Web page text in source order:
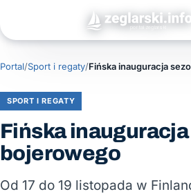
Portal/Sport i regaty/
SPORT I REGATY
Fińska
bojerowego
Od 17 do 19 listopada w